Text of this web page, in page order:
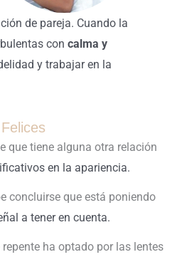
de pareja. Cuando la
con calma y
y trabajar en la
que tiene alguna otra relación
en la apariencia.
concluirse que está poniendo
a tener en cuenta.
ha optado por las lentes